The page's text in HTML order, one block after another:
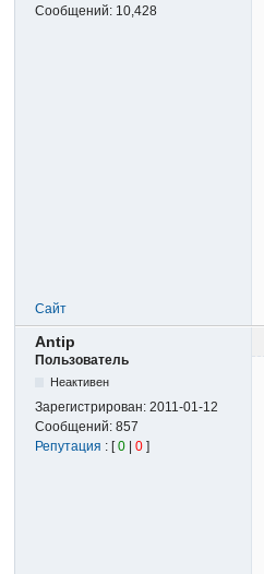
Сообщений: 10,428
Сайт
Antip
Пользователь
Неактивен
Зарегистрирован:2011-01-12
Сообщений:857
Репутация : [0 |0 ]